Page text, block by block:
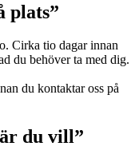
plats”
Cirka tio dagar innan
du behöver ta med dig.
du kontaktar oss på
du vill”